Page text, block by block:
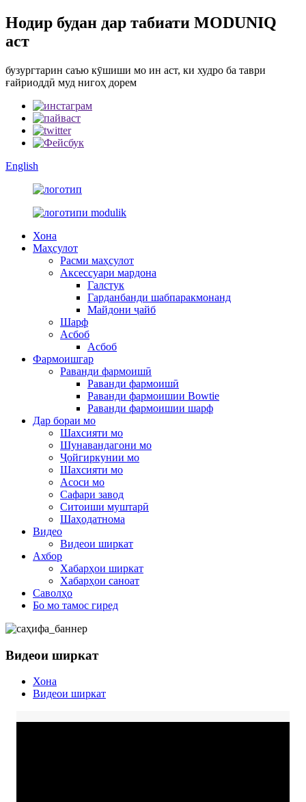
Нодир будан дар табиати MODUNIQ
аст
бузургтарин саъю кӯшиши мо ин аст, ки худро ба таври
ғайриоддӣ муд нигоҳ дорем
English
Хона
Маҳсулот
Расми маҳсулот
Аксессуари мардона
Галстук
Гарданбанди шабпаракмонанд
Майдони ҷайб
Шарф
Асбоб
Асбоб
Фармоишгар
Раванди фармоишӣ
Раванди фармоишӣ
Раванди фармоишии Bowtie
Раванди фармоишии шарф
Дар бораи мо
Шахсияти мо
Шунавандагони мо
Ҷойгиркунии мо
Шахсияти мо
Асоси мо
Сафари завод
Ситоиши муштарӣ
Шаҳодатнома
Видео
Видеои ширкат
Ахбор
Хабарҳои ширкат
Хабарҳои саноат
Саволҳо
Бо мо тамос гиред
Видеои ширкат
Хона
Видеои ширкат